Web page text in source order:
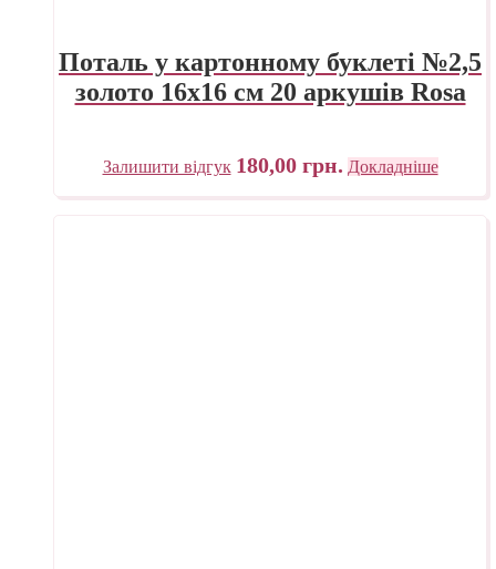
Поталь у картонному буклеті №2,5
золото 16х16 см 20 аркушів Rosa
Залишити відгук 180,00 грн. Докладніше